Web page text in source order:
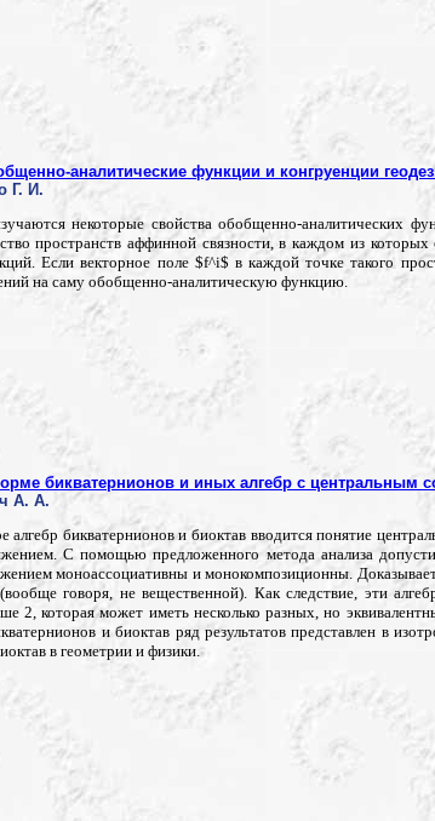
аналитические функции и конгруенции
Г. И.
некоторые свойства обобщенно-
пространств аффинной связности, в каждом из
Если векторное поле $f^i$ в каждой точке такого
на саму обобщенно-аналитическую функцию.
бикватернионов и иных алгебр с центральным
А. А.
алгебр бикватернионов и биоктав вводится понятие
С помощью предложенного метода анализа
моноассоциативны и монокомпозиционны.
говоря, не вещественной). Как следствие, эти
2, которая может иметь несколько разных, но
и биоктав ряд результатов представлен в
в геометрии и физики.